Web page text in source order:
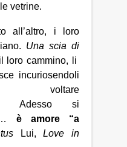
vetrine.
all’altro, i loro
Una scia di
loro cammino, li
incuriosendoli
voltare
Adesso si
è amore “a
Lui,Love in